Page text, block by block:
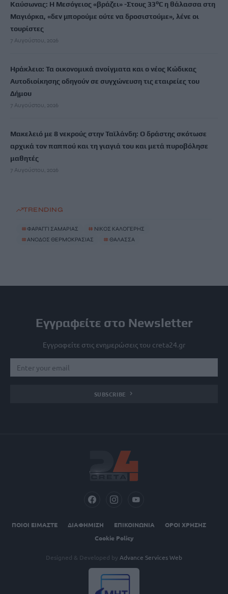
Καύσωνας: Η Μεσόγειος «βράζει» -Στους 33°C η θάλασσα στη
Μαγιόρκα, «δεν μπορούμε ούτε να δροσιστούμε», λένε οι
τουρίστες
7 Αυγούστου, 2026
Ηράκλειο: Τα οικονομικά ανοίγματα και ο νέος Κώδικας
Αυτοδιοίκησης οδηγούν σε συγχώνευση τις εταιρείες του
Δήμου
7 Αυγούστου, 2026
Μακελειό με 8 νεκρούς στην Ταϊλάνδη: Ο δράστης σκότωσε
αρχικά τον παππού και τη γιαγιά του και μετά πυροβόλησε
μαθητές
7 Αυγούστου, 2026
TRENDING
#ΦΑΡΑΓΓΙ ΣΑΜΑΡΙΑΣ # ΝΙΚΟΣ ΚΑΛΟΓΕΡΗΣ
#ΑΝΟΔΟΣ ΘΕΡΜΟΚΡΑΣΙΑΣ # ΘΑΛΑΣΣΑ
Εγγραφείτε στο Newsletter
Εγγραφείτε στις ενημερώσεις του creta24.gr
SUBSCRIBE
ΠΟΙΟΙ ΕΙΜΑΣΤΕ ΔΙΑΦΗΜΙΣΗ ΕΠΙΚΟΙΝΩΝΙΑ
ΟΡΟΙ ΧΡΗΣΗΣ
Cookie Policy
Designed & Developed by Advance Services Web